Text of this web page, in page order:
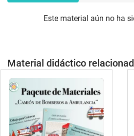
Este material aún no ha
Material didáctico